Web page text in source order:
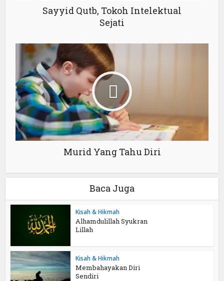
Sayyid Qutb, Tokoh Intelektual
Sejati
Murid Yang Tahu Diri
Baca Juga
Kisah & Hikmah
Alhamdulillah Syukran
Lillah
Kisah & Hikmah
Membahayakan Diri
Sendiri